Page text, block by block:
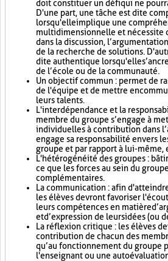
doit constituer un défi qui ne
D'une part, une tâche est dite
lorsqu'elle implique une
multidimensionnelle et nécessite
dans la discussion,
de la recherche de solutions.
dite authentique lorsqu'elle
de l’école ou de la communauté.
Un objectif commun : permet de
de l'équipe et de mettre en
leurs talents.
L'interdépendance et la
membre du groupe s’engage à
individuelles à contribution dans
engage sa responsabilité envers
groupe et par rapport à lui-même,
L'hétérogénéité des groupes :
ce que les forces au sein du
complémentaires.
La communication : afin
les élèves devront favoriser
leurs compétences en matière
et d’expression de leurs idées (ou
La réflexion critique : les élèves
contribution de chacun des
qu’au fonctionnement du groupe
l'enseignant ou une